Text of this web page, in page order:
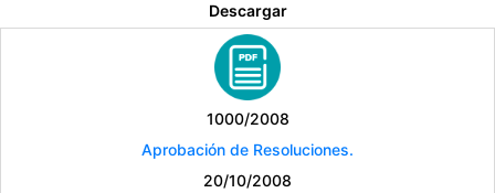
Descargar
1000/2008
Aprobación de Resoluciones.
20/10/2008